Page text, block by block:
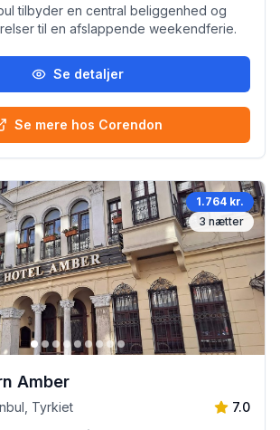
tilbyder en central beliggenhed og
til en afslappende weekendferie.
Se detaljer
Se mere hos Corendon
1.764 kr.
3 nætter
Amber
Tyrkiet
7.0